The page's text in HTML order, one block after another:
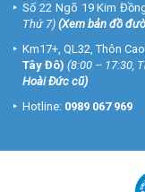
Số 22 Ngõ 19 Kim
Thứ 7) (Xem bản đồ
Km17+, QL32, Thôn
Tây Đô) (8:00 – 17:30,
Hoài Đức cũ)
Hotline: 0989 067 969